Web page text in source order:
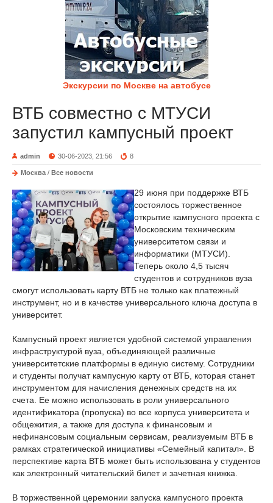
Экскурсии по Москве на автобусе
ВТБ совместно с МТУСИ
запустил кампусный проект
admin 30-06-2023, 21:56 8
Москва / Все новости
29 июня при поддержке ВТБ
состоялось торжественное
открытие кампусного проекта с
Московским техническим
университетом связи и
информатики (МТУСИ).
Теперь около 4,5 тысяч
студентов и сотрудников вуза
смогут использовать карту ВТБ не только как платежный
инструмент, но и в качестве универсального ключа доступа в
университет.
Кампусный проект является удобной системой управления
инфраструктурой вуза, объединяющей различные
университетские платформы в единую систему. Сотрудники
и студенты получат кампусную карту от ВТБ, которая станет
инструментом для начисления денежных средств на их
счета. Ее можно использовать в роли универсального
идентификатора (пропуска) во все корпуса университета и
общежития, а также для доступа к финансовым и
нефинансовым социальным сервисам, реализуемым ВТБ в
рамках стратегической инициативы «Семейный капитал». В
перспективе карта ВТБ может быть использована у студентов
как электронный читательский билет и зачетная книжка.
В торжественной церемонии запуска кампусного проекта